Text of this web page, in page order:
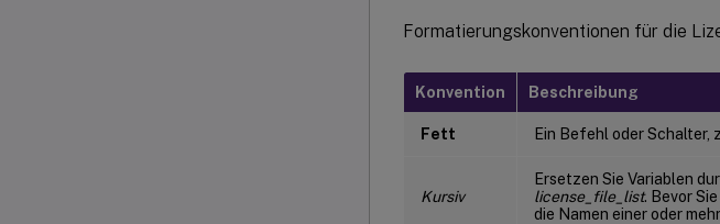
Formatierungskonventionen für die
Konvention Beschreibung
Fett Ein Befehl oder Schalter,
Kursiv
Ersetzen Sie Variablen
license_file_list. Bevor
die Namen einer oder